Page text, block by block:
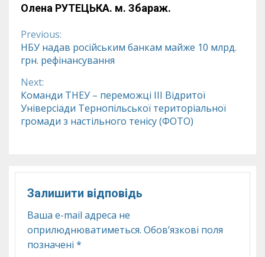
Олена РУТЕЦЬКА. м. Збараж.
Continue
Reading
Previous:
НБУ надав російським банкам майже 10 млрд.
грн. рефінансування
Next:
Команди ТНЕУ – переможці III Відритої
Універсіади Тернопільської територіальної
громади з настільного тенісу (ФОТО)
Залишити відповідь
Ваша e-mail адреса не
оприлюднюватиметься. Обов’язкові поля
позначені *